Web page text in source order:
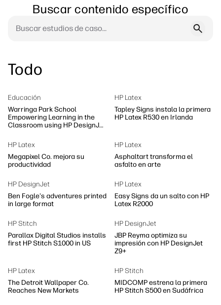
Buscar contenido específico
Todo
Educación
Warringa Park School
Empowering Learning in the
Classroom using HP DesignJet
HP Latex
Tapley Signs instala la primera
HP Latex R530 en Irlanda
HP Latex
Megapixel Co. mejora su
productividad
HP Latex
Asphaltart transforma el
asfalto en arte
HP DesignJet
Ben Fogle's adventures printed
in large format
HP Latex
Easy Signs da un salto con HP
Latex R2000
HP Stitch
Parallax Digital Studios installs
first HP Stitch S1000 in US
HP DesignJet
JBP Reyma optimiza su
impresión con HP DesignJet
Z9+
HP Latex
The Detroit Wallpaper Co.
Reaches New Markets
HP Stitch
MIDCOMP estrena la primera
HP Stitch S500 en Sudáfrica